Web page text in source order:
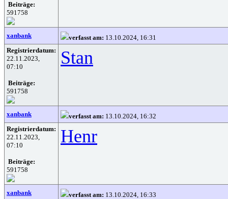
Beiträge:
591758
xanbank verfasst am: 13.10.2024, 16:31
Registrierdatum:
22.11.2023,
07:10
Beiträge:
591758
Stan
xanbank verfasst am: 13.10.2024, 16:32
Registrierdatum:
22.11.2023,
07:10
Beiträge:
591758
Henr
xanbank verfasst am: 13.10.2024, 16:33